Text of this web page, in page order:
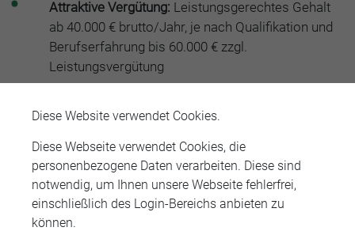
Diese Website verwendet Cookies.
Diese Webseite verwendet Cookies, die
personenbezogene Daten verarbeiten. Diese sind
notwendig, um Ihnen unsere Webseite fehlerfrei,
einschließlich des Login-Bereichs anbieten zu
können.
Attraktive Vergütung: Leistungsgerechtes Gehalt
ab 40.000 € brutto/Jahr, je nach Qualifikation und
Berufserfahrung bis 60.000 € zzgl.
Leistungsvergütung
von Fachanwaltschaften (z.B. Familienrecht,
Erbrecht, Mietrecht)
Work-Life-Balance: Flexible Arbeitszeiten